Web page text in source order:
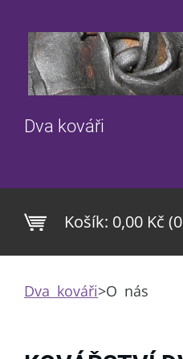
Dva kováři
Košík: 0,00 Kč
Dva kováři>O nás